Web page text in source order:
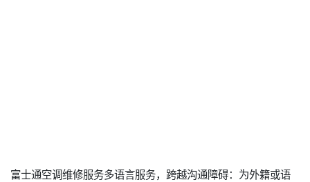
富士通空调维修服务多语言服务，跨越沟通障碍：为外籍或语